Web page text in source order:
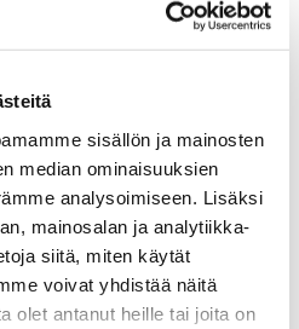
sisällön ja mainosten
median ominaisuuksien
analysoimiseen. Lisäksi
mainosalan ja analytiikka-
siitä, miten käytät
voivat yhdistää näitä
olet antanut heille tai joita on